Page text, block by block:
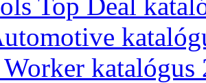
katalógus